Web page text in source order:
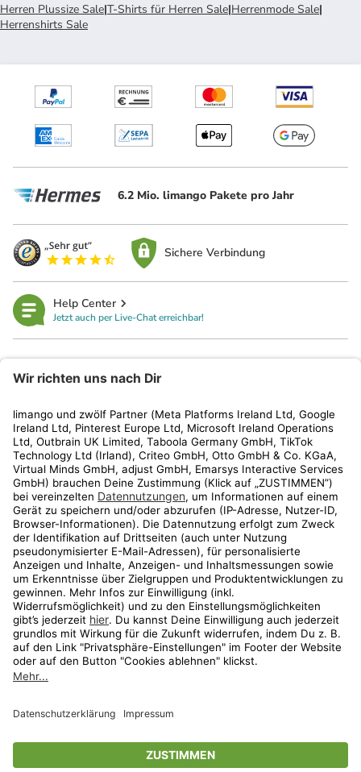
Herren Plussize Sale|T-Shirts für Herren Sale|Herrenmode Sale|
Herrenshirts Sale
6.2 Mio. limango Pakete pro Jahr
Sichere Verbindung
Help Center
Jetzt auch per Live-Chat erreichbar!
Kundenservice
Shop
Aktionen
Travel